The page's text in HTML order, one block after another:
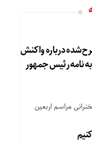
درباره واکنش
نامه رئیس جمهور
مراسم اربعین